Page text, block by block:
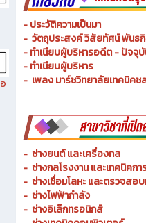
- ประวัติความเป็นมา
- ทำเนียบผู้บริหาร
- เพลง มาร์ชวิทยาลัยเทคนิคช
- ช่างยนต์ และเครื่องกล